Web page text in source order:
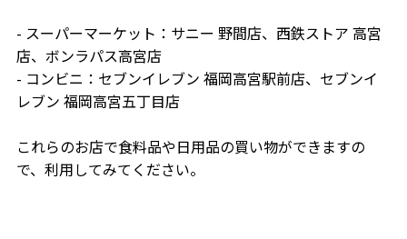
- スーパーマーケット：サニー 野間店、西鉄ストア 高宮
店、ボンラパス高宮店
- コンビニ：セブンイレブン 福岡高宮駅前店、セブンイ
レブン 福岡高宮五丁目店
これらのお店で食料品や日用品の買い物ができますの
で、利用してみてください。